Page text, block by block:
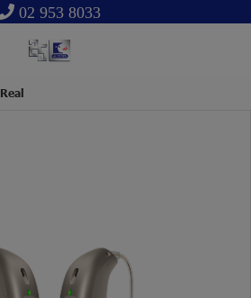
02 953 8033
Real